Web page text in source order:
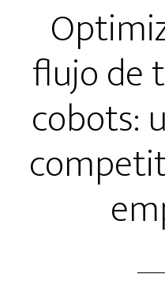
flujo de
cobots: